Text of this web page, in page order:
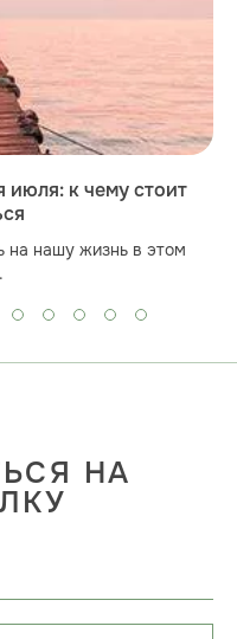
июля: к чему стоит
на нашу жизнь в этом
НА